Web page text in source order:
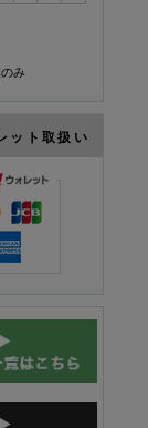
み
ット取扱い